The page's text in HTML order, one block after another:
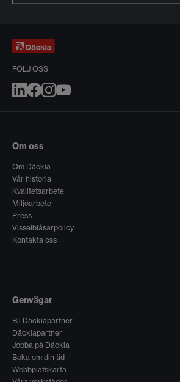
FÖLJ OSS
Om oss
Om Däckia
Vår historia
Kvalitetsarbete
Miljöarbete
Press
Visselblåsarpolicy
Kontakta oss
Genvägar
Bli Däckiapartner
Däckiapartner
Jobba på Däckia
Boka om din tid
Webbplatskarta